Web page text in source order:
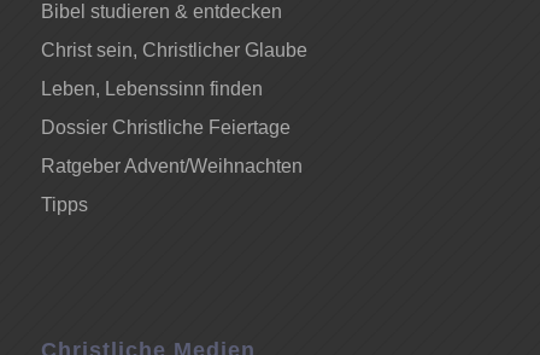
Bibel studieren & entdecken
Christ sein, Christlicher Glaube
Leben, Lebenssinn finden
Dossier Christliche Feiertage
Ratgeber Advent/Weihnachten
Tipps